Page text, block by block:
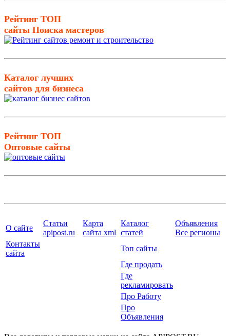
Рейтинг ТОП
сайты Поиска мастеров
Каталог лучших
сайтов для бизнеса
Рейтинг ТОП
Оптовые сайты
О сайте
Статьи
apipost.ru
Карта
сайта xml
Каталог
статей
Объявления
Все регионы
Контакты
сайта
Топ сайты
Где продать
Где
рекламировать
Про Работу
Про
Объявления